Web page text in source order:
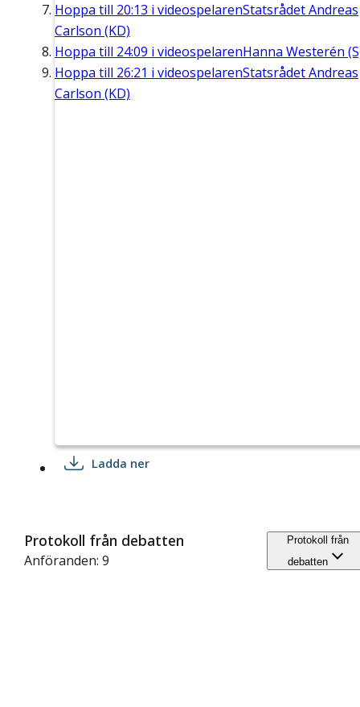
Hoppa till 20:13 i videospelarenStatsrådet Andreas
Carlson (KD)
Hoppa till 24:09 i videospelarenHanna Westerén
Hoppa till 26:21 i videospelarenStatsrådet Andreas
Carlson (KD)
Ladda ner
Protokoll från debatten
Anföranden: 9
Protokoll från
debatten